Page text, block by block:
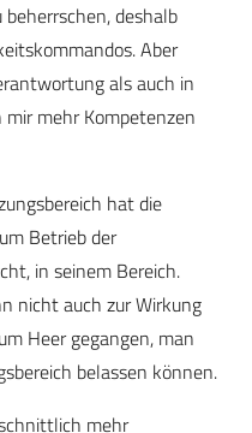
deshalb
Aber
als auch in
mehr Kompetenzen
hat die
Betrieb der
in seinem Bereich.
nicht auch zur Wirkung
Heer gegangen, man
belassen können.
mehr